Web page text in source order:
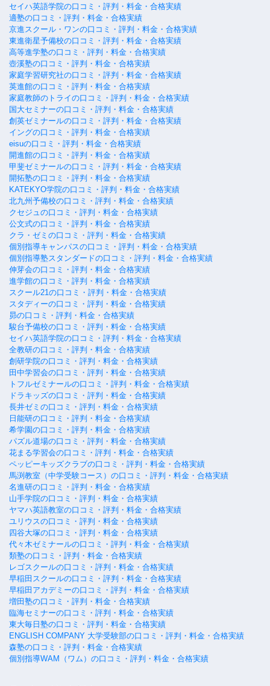
セイハ英語学院の口コミ・評判・料金・合格実績
適塾の口コミ・評判・料金・合格実績
京進スクール・ワンの口コミ・評判・料金・合格実績
東進衛星予備校の口コミ・評判・料金・合格実績
高等進学塾の口コミ・評判・料金・合格実績
壺溪塾の口コミ・評判・料金・合格実績
家庭学習研究社の口コミ・評判・料金・合格実績
英進館の口コミ・評判・料金・合格実績
家庭教師のトライの口コミ・評判・料金・合格実績
国大セミナーの口コミ・評判・料金・合格実績
創英ゼミナールの口コミ・評判・料金・合格実績
イングの口コミ・評判・料金・合格実績
eisuの口コミ・評判・料金・合格実績
開進館の口コミ・評判・料金・合格実績
甲斐ゼミナールの口コミ・評判・料金・合格実績
開拓塾の口コミ・評判・料金・合格実績
KATEKYO学院の口コミ・評判・料金・合格実績
北九州予備校の口コミ・評判・料金・合格実績
クセジュの口コミ・評判・料金・合格実績
公文式の口コミ・評判・料金・合格実績
クラ・ゼミの口コミ・評判・料金・合格実績
個別指導キャンパスの口コミ・評判・料金・合格実績
個別指導塾スタンダードの口コミ・評判・料金・合格実績
伸芽会の口コミ・評判・料金・合格実績
進学館の口コミ・評判・料金・合格実績
スクール21の口コミ・評判・料金・合格実績
スタディーの口コミ・評判・料金・合格実績
昴の口コミ・評判・料金・合格実績
駿台予備校の口コミ・評判・料金・合格実績
セイハ英語学院の口コミ・評判・料金・合格実績
全教研の口コミ・評判・料金・合格実績
創研学院の口コミ・評判・料金・合格実績
田中学習会の口コミ・評判・料金・合格実績
トフルゼミナールの口コミ・評判・料金・合格実績
ドラキッズの口コミ・評判・料金・合格実績
長井ゼミの口コミ・評判・料金・合格実績
日能研の口コミ・評判・料金・合格実績
希学園の口コミ・評判・料金・合格実績
パズル道場の口コミ・評判・料金・合格実績
花まる学習会の口コミ・評判・料金・合格実績
ペッピーキッズクラブの口コミ・評判・料金・合格実績
馬渕教室（中学受験コース）の口コミ・評判・料金・合格実績
名進研の口コミ・評判・料金・合格実績
山手学院の口コミ・評判・料金・合格実績
ヤマハ英語教室の口コミ・評判・料金・合格実績
ユリウスの口コミ・評判・料金・合格実績
四谷大塚の口コミ・評判・料金・合格実績
代々木ゼミナールの口コミ・評判・料金・合格実績
類塾の口コミ・評判・料金・合格実績
レゴスクールの口コミ・評判・料金・合格実績
早稲田スクールの口コミ・評判・料金・合格実績
早稲田アカデミーの口コミ・評判・料金・合格実績
増田塾の口コミ・評判・料金・合格実績
臨海セミナーの口コミ・評判・料金・合格実績
東大毎日塾の口コミ・評判・料金・合格実績
ENGLISH COMPANY 大学受験部の口コミ・評判・料金・合格実績
森塾の口コミ・評判・料金・合格実績
個別指導WAM（ワム）の口コミ・評判・料金・合格実績